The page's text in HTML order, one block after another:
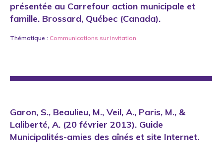
présentée au Carrefour action municipale et
famille. Brossard, Québec (Canada).
Thématique : Communications sur invitation
Garon, S., Beaulieu, M., Veil, A., Paris, M., &
Laliberté, A. (20 février 2013). Guide
Municipalités-amies des aînés et site Internet.